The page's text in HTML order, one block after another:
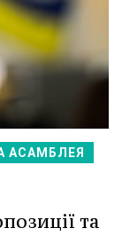
АСАМБЛЕЯ
та